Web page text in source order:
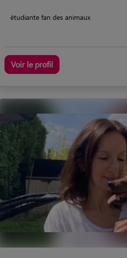
étudiante fan des animaux
Voir le profil